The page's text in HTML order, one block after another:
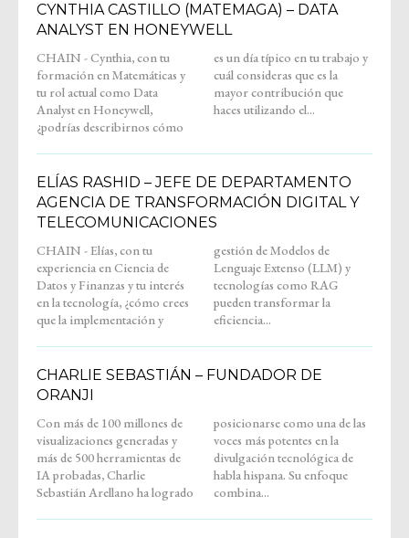
CYNTHIA CASTILLO (MATEMAGA) – DATA
ANALYST EN HONEYWELL
CHAIN - Cynthia, con tu
formación en Matemáticas y
tu rol actual como Data
Analyst en Honeywell,
¿podrías describirnos cómo
es un día típico en tu trabajo y
cuál consideras que es la
mayor contribución que
haces utilizando el...
ELÍAS RASHID – JEFE DE DEPARTAMENTO
AGENCIA DE TRANSFORMACIÓN DIGITAL Y
TELECOMUNICACIONES
CHAIN - Elías, con tu
experiencia en Ciencia de
Datos y Finanzas y tu interés
en la tecnología, ¿cómo crees
que la implementación y
gestión de Modelos de
Lenguaje Extenso (LLM) y
tecnologías como RAG
pueden transformar la
eficiencia...
CHARLIE SEBASTIÁN – FUNDADOR DE
ORANJI
Con más de 100 millones de
visualizaciones generadas y
más de 500 herramientas de
IA probadas, Charlie
Sebastián Arellano ha logrado
posicionarse como una de las
voces más potentes en la
divulgación tecnológica de
habla hispana. Su enfoque
combina...